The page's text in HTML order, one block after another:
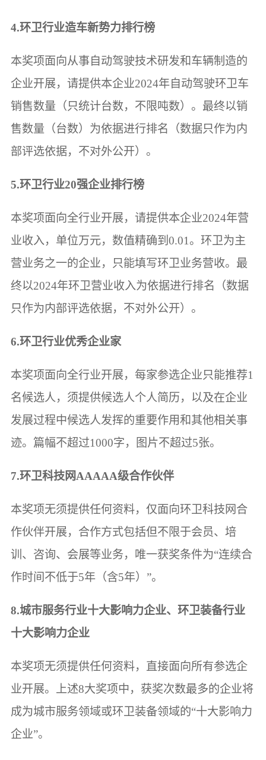
4.环卫行业造车新势力排行榜
本奖项面向从事自动驾驶技术研发和车辆制造的
企业开展，请提供本企业2024年自动驾驶环卫车
销售数量（只统计台数，不限吨数）。最终以销
售数量（台数）为依据进行排名（数据只作为内
部评选依据，不对外公开）。
5.环卫行业20强企业排行榜
本奖项面向全行业开展，请提供本企业2024年营
业收入，单位万元，数值精确到0.01。环卫为主
营业务之一的企业，只能填写环卫业务营收。最
终以2024年环卫营业收入为依据进行排名（数据
只作为内部评选依据，不对外公开）。
6.环卫行业优秀企业家
本奖项面向全行业开展，每家参选企业只能推荐1
名候选人，须提供候选人个人简历，以及在企业
发展过程中候选人发挥的重要作用和其他相关事
迹。篇幅不超过1000字，图片不超过5张。
7.环卫科技网AAAAA级合作伙伴
本奖项无须提供任何资料，仅面向环卫科技网合
作伙伴开展，合作方式包括但不限于会员、培
训、咨询、会展等业务，唯一获奖条件为“连续合
作时间不低于5年（含5年）”。
8.城市服务行业十大影响力企业、环卫装备行业
十大影响力企业
本奖项无须提供任何资料，直接面向所有参选企
业开展。上述8大奖项中，获奖次数最多的企业将
成为城市服务领域或环卫装备领域的“十大影响力
企业”。